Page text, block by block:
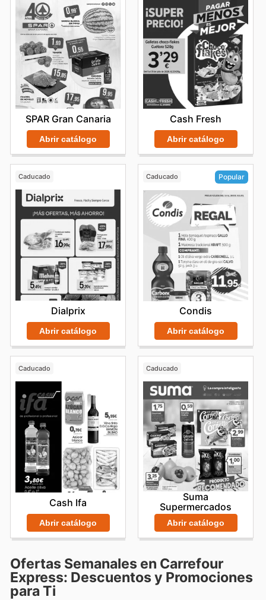
SPAR Gran Canaria
Abrir catálogo
Cash Fresh
Abrir catálogo
Caducado
Dialprix
Abrir catálogo
Caducado Popular
Condis
Abrir catálogo
Caducado
Cash Ifa
Abrir catálogo
Caducado
Suma
Supermercados
Abrir catálogo
Ofertas Semanales en Carrefour
Express: Descuentos y Promociones
para Ti